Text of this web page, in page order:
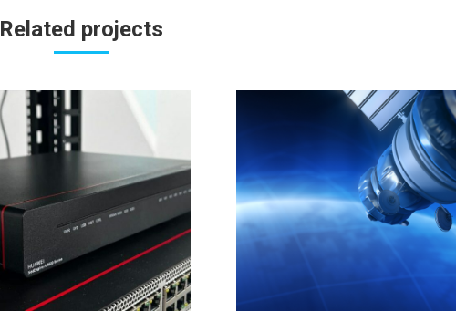
Related projects